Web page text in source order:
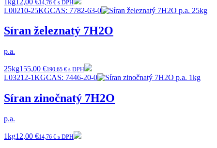
14,76 € s DPH
L00210-25KGCAS: 7782-63-0
Síran železnatý 7H2O
p.a.
25kg155,00 €190,65 € s DPH
L03212-1KGCAS: 7446-20-0
Síran zinočnatý 7H2O
p.a.
1kg12,00 €14,76 € s DPH